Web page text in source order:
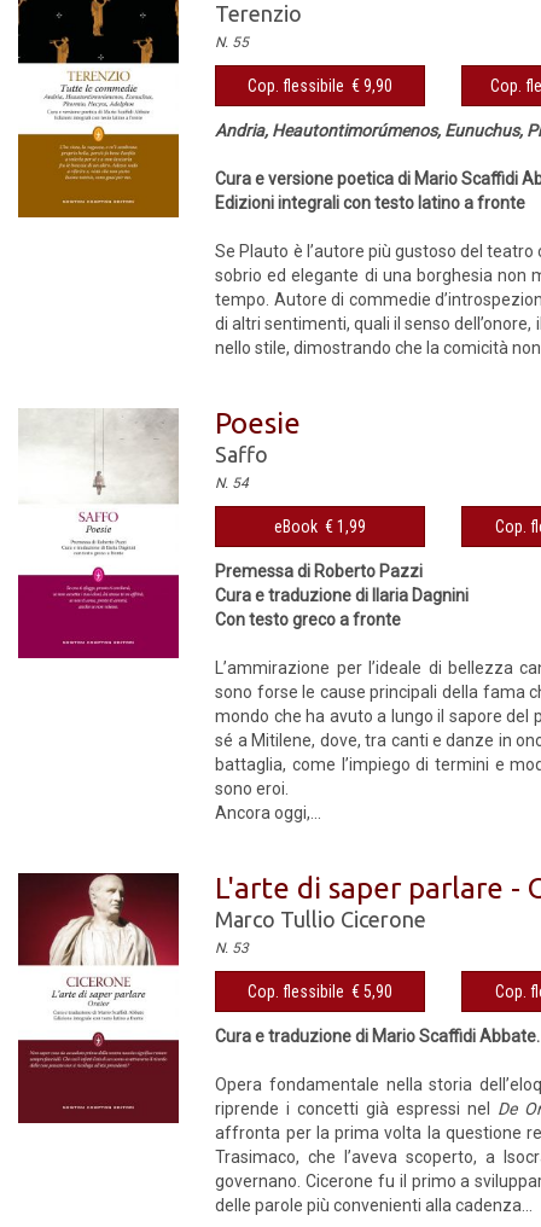
Terenzio
N. 55
Cop. flessibile € 9,90 Cop.
Andria, Heautontimorúmenos, Eunuchus,
Cura e versione poetica di Mario Scaffidi
Edizioni integrali con testo latino a fronte
Se Plauto è l’autore più gustoso del
sobrio ed elegante di una borghesia non
tempo. Autore di commedie
di altri sentimenti, quali il senso
nello stile, dimostrando che la comicità
Poesie
Saffo
N. 54
eBook € 1,99 Cop.
Premessa di Roberto Pazzi
Cura e traduzione di Ilaria Dagnini
Con testo greco a fronte
L’ammirazione per l’ideale di bellezza
sono forse le cause principali della fama
mondo che ha avuto a lungo il sapore del
sé a Mitilene, dove, tra canti e danze in
battaglia, come l’impiego di termini e
sono eroi.
Ancora oggi,...
L'arte di saper parlare -
Marco Tullio Cicerone
N. 53
Cop. flessibile € 5,90 Cop.
Cura e traduzione di Mario Scaffidi
Opera fondamentale nella storia
riprende i concetti già espressi nel De
affronta per la prima volta la questione
Trasimaco, che l’aveva scoperto, a
governano. Cicerone fu il primo a
delle parole più convenienti alla cadenza...